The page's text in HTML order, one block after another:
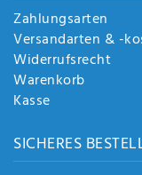
Zahlungsarten
Versandarten & -
Widerrufsrecht
Warenkorb
Kasse
SICHERES